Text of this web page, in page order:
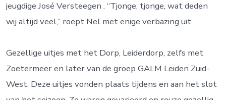
jeugdige José Versteegen . “Tjonge, tjonge, wat deden
wij altijd veel,” roept Nel met enige verbazing uit.
Gezellige uitjes met het Dorp, Leiderdorp, zelfs met
Zoetermeer en later van de groep GALM Leiden Zuid-
West. Deze uitjes vonden plaats tijdens en aan het slot